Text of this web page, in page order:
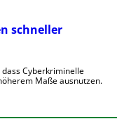
schneller
Cyberkriminelle
Maße ausnutzen.